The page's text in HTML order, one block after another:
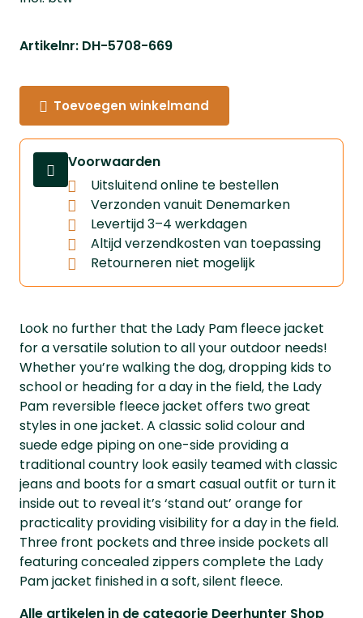
Look no further that the Lady Pam fleece jacket
for a versatile solution to all your outdoor needs!
Whether you’re walking the dog, dropping kids to
school or heading for a day in the field, the Lady
Pam reversible fleece jacket offers two great
styles in one jacket. A classic solid colour and
suede edge piping on one-side providing a
traditional country look easily teamed with classic
jeans and boots for a smart casual outfit or turn it
inside out to reveal it’s ‘stand out’ orange for
practicality providing visibility for a day in the field.
Three front pockets and three inside pockets all
featuring concealed zippers complete the Lady
Pam jacket finished in a soft, silent fleece.
Alle artikelen in de categorie Deerhunter Shop
Artikelnr: DH-5708-669
Toevoegen winkelmand
Voorwaarden
Uitsluitend online te bestellen
Verzonden vanuit Denemarken
Levertijd 3–4 werkdagen
Altijd verzendkosten van toepassing
Retourneren niet mogelijk